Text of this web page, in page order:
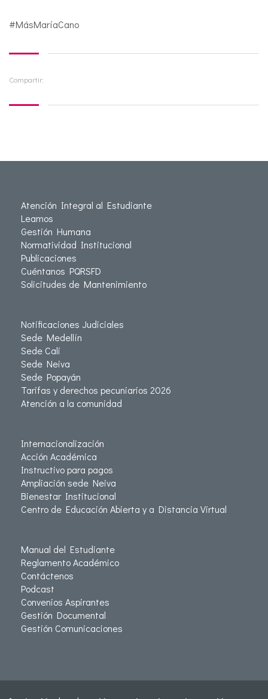
#MásMaríaCano
Compartir:
Atención Integral al Estudiante
Leamos
Gestión Humana
Normatividad Institucional
Publicaciones
Cuéntanos PQRSFD
Solicitudes de Mantenimiento
Notificaciones Judiciales
Sede Medellín
Sede Cali
Sede Neiva
Sede Popayán
Tarifas y derechos pecuniarios 2026
Atención a la comunidad
Internacionalización
Acción Académica
Instructivo para pagos
Ampliación sede Neiva
Bienestar Institucional
Centro de Educación Abierta y a Distancia Virtual
Manual del Estudiante
Reglamento Académico
Contáctenos
Podcast
Convenios Aspirantes
Gestión Documental
Gestión Comunicaciones